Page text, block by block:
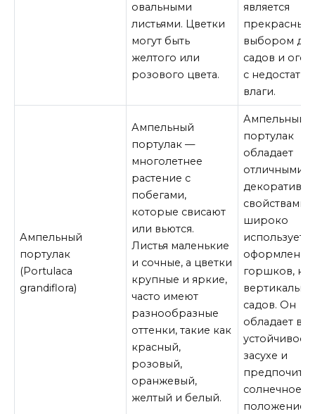
овальными
листьями. Цветки
могут быть
желтого или
розового цвета.
является
прекрасным
выбором
садов и
с
влаги.
Ампельный
портулак
(Portulaca
grandiflora)
Ампельный
портулак —
многолетнее
растение с
побегами,
которые свисают
или вьются.
Листья маленькие
и сочные, а цветки
крупные и яркие,
часто имеют
разнообразные
оттенки, такие как
красный,
розовый,
оранжевый,
желтый и белый.
Ампельный
портулак
обладает
отличными
свойствами
широко
оформления
горшков,
садов. Он
обладает
засухе и
солнечное
положение.